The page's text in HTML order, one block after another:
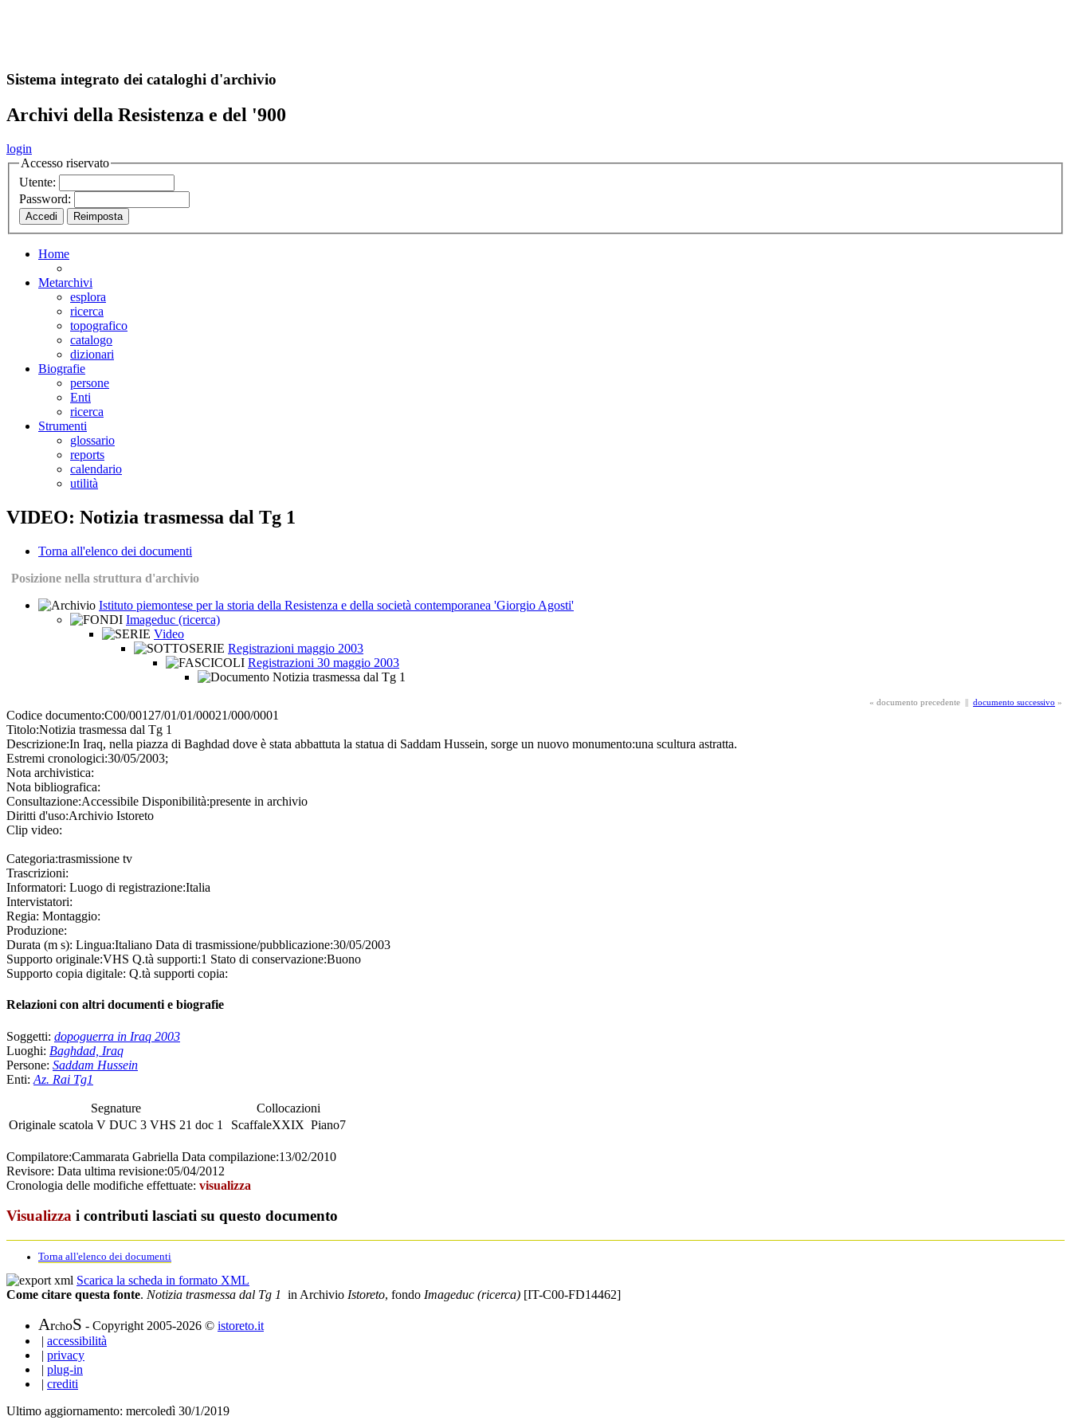
Sistema integrato dei cataloghi d'archivio
Archivi della Resistenza e del '900
login
Accesso riservato
Utente:
Password:
Home
Metarchivi
esplora
ricerca
topografico
catalogo
dizionari
Biografie
persone
Enti
ricerca
Strumenti
glossario
reports
calendario
utilità
VIDEO: Notizia trasmessa dal Tg 1
Torna all'elenco dei documenti
Posizione nella struttura d'archivio
Istituto piemontese per la storia della Resistenza e della società contemporanea 'Giorgio Agosti'
Imageduc (ricerca)
Video
Registrazioni maggio 2003
Registrazioni 30 maggio 2003
Notizia trasmessa dal Tg 1
« documento precedente || documento successivo »
Codice documento:C00/00127/01/01/00021/000/0001
Titolo:Notizia trasmessa dal Tg 1
Descrizione:In Iraq, nella piazza di Baghdad dove è stata abbattuta la statua di Saddam Hussein, sorge un nuovo monumento:una scultura astratta.
Estremi cronologici:30/05/2003;
Nota archivistica:
Nota bibliografica:
Consultazione:Accessibile Disponibilità:presente in archivio
Diritti d'uso:Archivio Istoreto
Clip video:
Categoria:trasmissione tv
Trascrizioni:
Informatori: Luogo di registrazione:Italia
Intervistatori:
Regia: Montaggio:
Produzione:
Durata (m s): Lingua:Italiano Data di trasmissione/pubblicazione:30/05/2003
Supporto originale:VHS Q.tà supporti:1 Stato di conservazione:Buono
Supporto copia digitale: Q.tà supporti copia:
Relazioni con altri documenti e biografie
Soggetti: dopoguerra in Iraq 2003
Luoghi: Baghdad, Iraq
Persone: Saddam Hussein
Enti: Az. Rai Tg1
Segnature
Originale scatola V DUC 3 VHS 21 doc 1
Collocazioni
ScaffaleXXIX Piano7
Compilatore:Cammarata Gabriella Data compilazione:13/02/2010
Revisore: Data ultima revisione:05/04/2012
Cronologia delle modifiche effettuate: visualizza
Visualizza i contributi lasciati su questo documento
Torna all'elenco dei documenti
Scarica la scheda in formato XML
Come citare questa fonte. Notizia trasmessa dal Tg 1 in Archivio Istoreto, fondo Imageduc (ricerca) [IT-C00-FD14462]
ArchoS - Copyright 2005-2026 © istoreto.it
| accessibilità
| privacy
| plug-in
| crediti
Ultimo aggiornamento: mercoledì 30/1/2019